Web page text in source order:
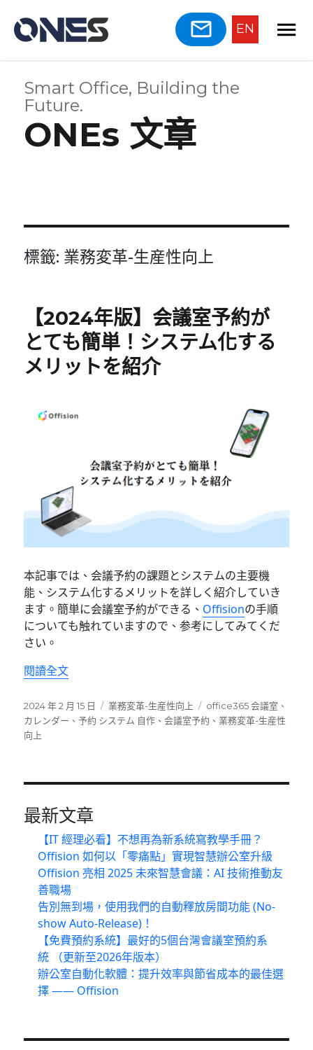
EN
Smart Office, Building the
Future.
ONEs 文章
標籤: 業務変革-生産性向上
【2024年版】会議室予約が
とても簡単！システム化する
メリットを紹介
本記事では、会議予約の課題とシステムの主要機
能、システム化するメリットを詳しく紹介していき
ます。簡単に会議室予約ができる、 Offisionの手順
についても触れていますので、参考にしてみてくだ
さい。
閱讀全文〈【2024年版】会議室予約がとても簡単！シス
發
佈
日
2024 年 2 月 15 日
分
類
業務変革-生産性向上
標
籤
office365 会議室 、
カレンダー 、予約 システム 自作 、会議室予約 、 業務変革-生産性
向上
最新文章
【IT 經理必看】不想再為新系統寫教學手冊？
Offision 如何以「零痛點」實現智慧辦公室升級
Offision 亮相 2025 未來智慧會議：AI 技術推動友
善職場
告別無到場，使用我們的自動釋放房間功能 (No-
show Auto-Release)！
【免費預約系統】最好的5個台灣會議室預約系
統 （更新至2026年版本）
辦公室自動化軟體：提升效率與節省成本的最佳選
擇 —— Offision